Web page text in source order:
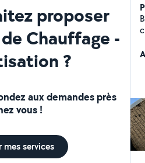
proposer
Chauffage -
?
aux demandes près
vous !
mes services